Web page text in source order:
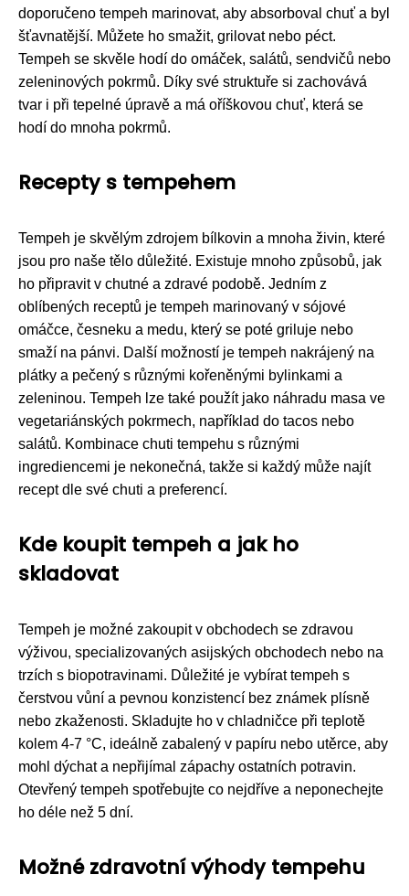
doporučeno tempeh marinovat, aby absorboval chuť a byl
šťavnatější. Můžete ho smažit, grilovat nebo péct.
Tempeh se skvěle hodí do omáček, salátů, sendvičů nebo
zeleninových pokrmů. Díky své struktuře si zachovává
tvar i při tepelné úpravě a má oříškovou chuť, která se
hodí do mnoha pokrmů.
Recepty s tempehem
Tempeh je skvělým zdrojem bílkovin a mnoha živin, které
jsou pro naše tělo důležité. Existuje mnoho způsobů, jak
ho připravit v chutné a zdravé podobě. Jedním z
oblíbených receptů je tempeh marinovaný v sójové
omáčce, česneku a medu, který se poté griluje nebo
smaží na pánvi. Další možností je tempeh nakrájený na
plátky a pečený s různými kořeněnými bylinkami a
zeleninou. Tempeh lze také použít jako náhradu masa ve
vegetariánských pokrmech, například do tacos nebo
salátů. Kombinace chuti tempehu s různými
ingrediencemi je nekonečná, takže si každý může najít
recept dle své chuti a preferencí.
Kde koupit tempeh a jak ho
skladovat
Tempeh je možné zakoupit v obchodech se zdravou
výživou, specializovaných asijských obchodech nebo na
trzích s biopotravinami. Důležité je vybírat tempeh s
čerstvou vůní a pevnou konzistencí bez známek plísně
nebo zkaženosti. Skladujte ho v chladničce při teplotě
kolem 4-7 °C, ideálně zabalený v papíru nebo utěrce, aby
mohl dýchat a nepřijímal zápachy ostatních potravin.
Otevřený tempeh spotřebujte co nejdříve a neponechejte
ho déle než 5 dní.
Možné zdravotní výhody tempehu